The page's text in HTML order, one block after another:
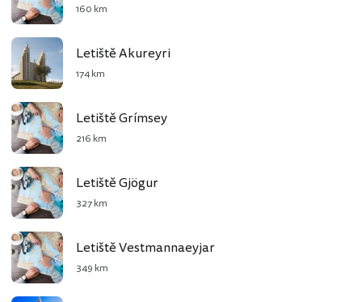
160 km
Letiště Akureyri
174 km
Letiště Grímsey
216 km
Letiště Gjögur
327 km
Letiště Vestmannaeyjar
349 km